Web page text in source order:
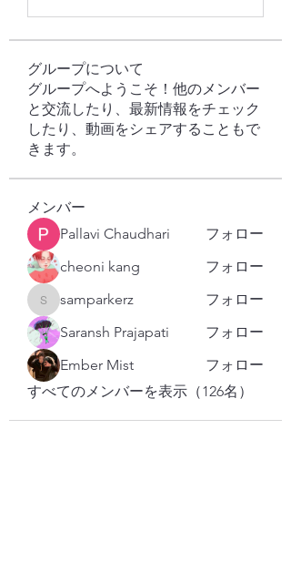
グループについて
グループへようこそ！他のメンバー
と交流したり、最新情報をチェック
したり、動画をシェアすることもで
きます。
メンバー
Pallavi Chaudhari
フォロー
cheoni kang
フォロー
samparkerz
samparkerz
フォロー
Saransh Prajapati
フォロー
Ember Mist
フォロー
すべてのメンバーを表示（126名）